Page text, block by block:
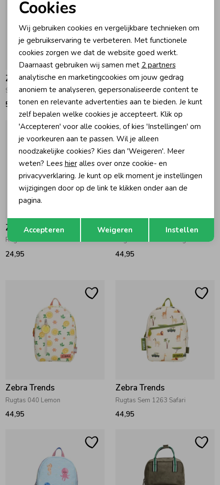
Zebra Trends
Shopper 001 Zwart
59,95
Zebra Trends
Zebra Maan Rugzak 043 Beige
39,95
Zebra Trends
Rugtas 023 Green
24,95
Zebra Trends
Rugtas Buddie 043 Beige
44,95
Zebra Trends
Rugtas 040 Lemon
44,95
Zebra Trends
Rugtas Sem 1263 Safari
44,95
Noodzakelijke cookies
Personalisatie cookies
Analytische cookies
Marketing cookies
Terug Opslaan
Cookies
Wij gebruiken cookies en vergelijkbare technieken om
je gebruikservaring te verbeteren. Met functionele
cookies zorgen we dat de website goed werkt.
Daarnaast gebruiken wij samen met 2 partners
analytische en marketingcookies om jouw gedrag
anoniem te analyseren, gepersonaliseerde content te
tonen en relevante advertenties aan te bieden. Je kunt
zelf bepalen welke cookies je accepteert. Klik op
'Accepteren' voor alle cookies, of kies 'Instellingen' om
je voorkeuren aan te passen. Wil je alleen
noodzakelijke cookies? Kies dan 'Weigeren'. Meer
weten? Lees hieralles over onze cookie- en
privacyverklaring. Je kunt op elk moment je instellingen
wijzigingen door op de link te klikken onder aan de
pagina.
Accepteren Weigeren Instellen